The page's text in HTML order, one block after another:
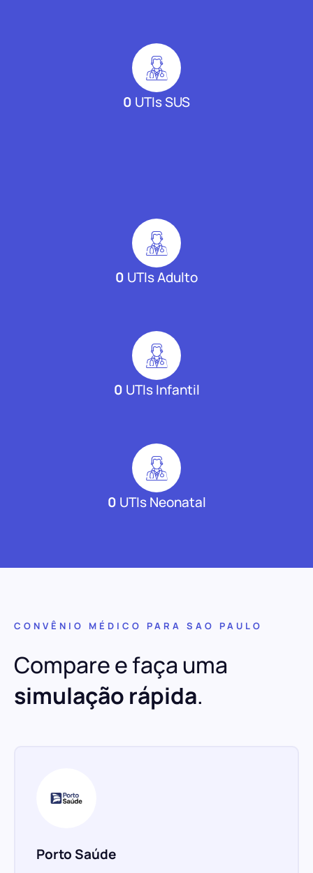
0 UTIs SUS
0 UTIs Adulto
0 UTIs Infantil
0 UTIs Neonatal
CONVÊNIO MÉDICO PARA SAO PAULO
Compare e faça uma
simulação rápida.
Porto Saúde